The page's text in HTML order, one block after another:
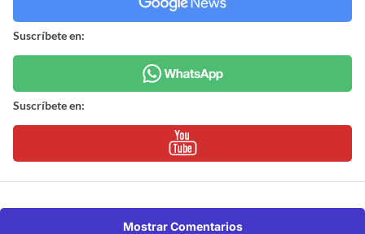
Suscríbete en:
Suscríbete en:
Mostrar Comentarios